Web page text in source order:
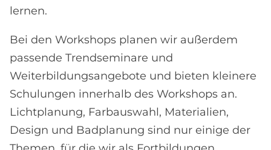
lernen.
Bei den Workshops planen wir außerdem
passende Trendseminare und
Weiterbildungsangebote und bieten kleinere
Schulungen innerhalb des Workshops an.
Lichtplanung, Farbauswahl, Materialien,
Design und Badplanung sind nur einige der